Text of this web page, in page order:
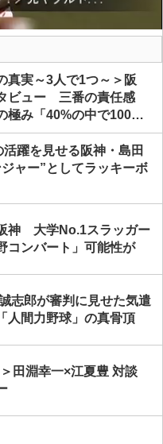
真実～3人で1つ～＞阪
ビュー 三番の責任感
極み「40%の中で100%
尽くして毎試合、取り組
躍を見せる阪神・島田
ャー”としてラッキーボ
神 大学No.1スラッガー
コンバート」可能性が
志郎が審判に見せた気遣
間力野球」の真骨頂
田淵幸一×江夏豊 対談